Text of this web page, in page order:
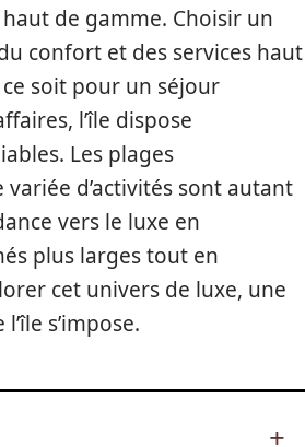
de gamme. Choisir un
confort et des services haut
soit pour un séjour
l’île dispose
Les plages
d’activités sont autant
vers le luxe en
plus larges tout en
cet univers de luxe, une
s’impose.